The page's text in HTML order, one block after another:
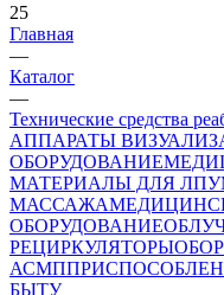
25
Главная
—
Каталог
—
Технические средства
АППАРАТЫ
ОБОРУДОВАНИЕ
МАТЕРИАЛЫ ДЛЯ ЛПУ
МАССАЖА
ОБОРУДОВАНИЕ
РЕЦИРКУЛЯТОРЫ
АСМП
БЫТУ